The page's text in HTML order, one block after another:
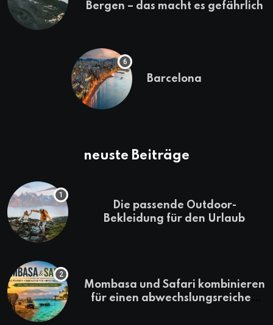
Bergen – das macht es gefährlich
Barcelona
neuste Beiträge
Die passende Outdoor-
Bekleidung für den Urlaub
Mombasa und Safari kombinieren
für einen abwechslungsreichen